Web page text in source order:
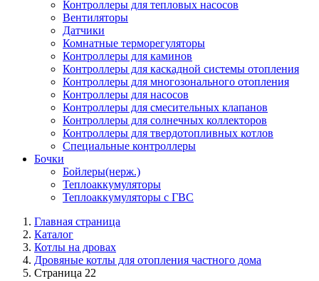
Контроллеры для тепловых насосов
Вентиляторы
Датчики
Комнатные терморегуляторы
Контроллеры для каминов
Контроллеры для каскадной системы отопления
Контроллеры для многозонального отопления
Контроллеры для насосов
Контроллеры для смесительных клапанов
Контроллеры для солнечных коллекторов
Контроллеры для твердотопливных котлов
Специальные контроллеры
Бочки
Бойлеры(нерж.)
Теплоаккумуляторы
Теплоаккумуляторы с ГВС
Главная страница
Каталог
Котлы на дровах
Дровяные котлы для отопления частного дома
Страница 22